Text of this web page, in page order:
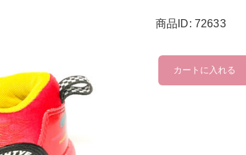
商品ID: 72633
moonstar
個
カートに入れる